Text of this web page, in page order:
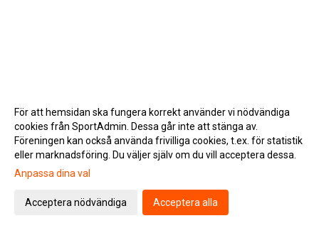
Gå till Webbversion
För att hemsidan ska fungera korrekt använder vi nödvändiga
cookies från SportAdmin. Dessa går inte att stänga av.
Föreningen kan också använda frivilliga cookies, t.ex. för statistik
eller marknadsföring. Du väljer själv om du vill acceptera dessa.
Anpassa dina val
Acceptera nödvändiga Acceptera alla